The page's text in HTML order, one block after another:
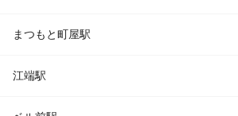
まつもと町屋駅
江端駅